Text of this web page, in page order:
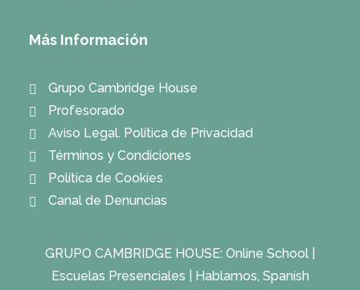
Más Información
Grupo Cambridge House
Profesorado
Aviso Legal. Política de Privacidad
Términos y Condiciones
Política de Cookies
Canal de Denuncias
GRUPO CAMBRIDGE HOUSE: Online School
Escuelas Presenciales
Hablamos, Spanish